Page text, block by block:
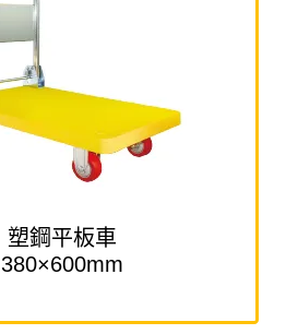
塑鋼平板車
380×600mm